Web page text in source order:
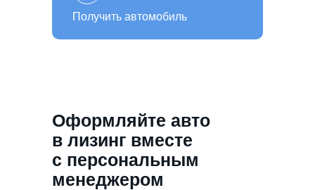
Получить автомобиль
Оформляйте авто
в лизинг вместе
с персональным
менеджером